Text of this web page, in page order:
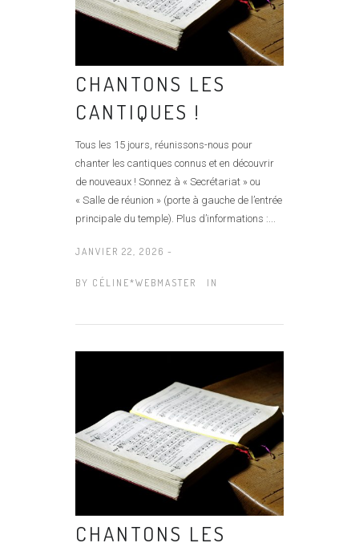
CHANTONS LES
CANTIQUES !
Tous les 15 jours, réunissons-nous pour
chanter les cantiques connus et en découvrir
de nouveaux ! Sonnez à « Secrétariat » ou
« Salle de réunion » (porte à gauche de l’entrée
principale du temple). Plus d’informations :...
JANVIER 22, 2026 -
BY CÉLINE*WEBMASTER IN
CHANTONS LES